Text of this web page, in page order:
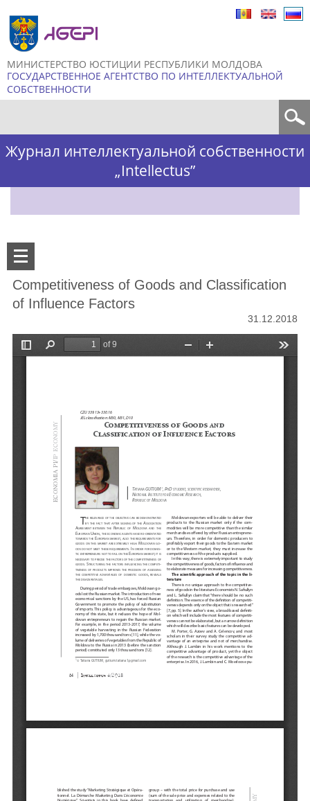
МИНИСТЕРСТВО ЮСТИЦИИ РЕСПУБЛИКИ МОЛДОВА
ГОСУДАРСТВЕННОЕ АГЕНТСТВО ПО ИНТЕЛЛЕКТУАЛЬНОЙ
СОБСТВЕННОСТИ
Журнал интеллектуальной собственности
„Intellectus”
Competitiveness of Goods and Classification
of Influence Factors
31.12.2018